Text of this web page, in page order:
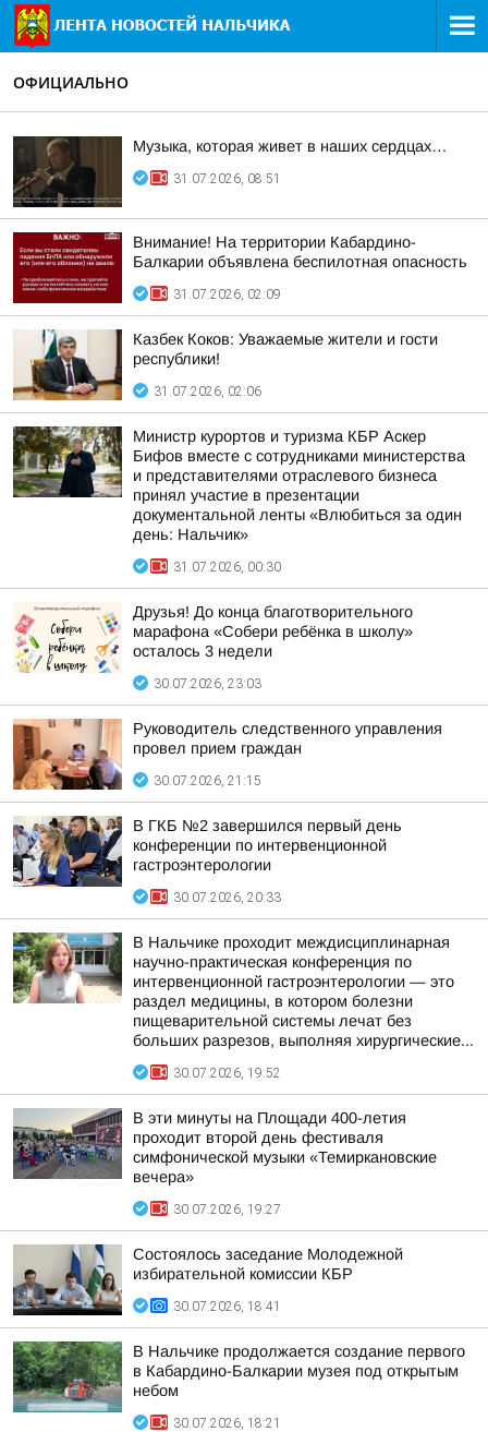
ОФИЦИАЛЬНО
Музыка, которая живет в наших сердцах…
31.07.2026, 08:51
Внимание! На территории Кабардино-
Балкарии объявлена беспилотная опасность
31.07.2026, 02:09
Казбек Коков: Уважаемые жители и гости
республики!
31.07.2026, 02:06
Министр курортов и туризма КБР Аскер
Бифов вместе с сотрудниками министерства
и представителями отраслевого бизнеса
принял участие в презентации
документальной ленты «Влюбиться за один
день: Нальчик»
31.07.2026, 00:30
Друзья! До конца благотворительного
марафона «Собери ребёнка в школу»
осталось 3 недели
30.07.2026, 23:03
Руководитель следственного управления
провел прием граждан
30.07.2026, 21:15
В ГКБ №2 завершился первый день
конференции по интервенционной
гастроэнтерологии
30.07.2026, 20:33
В Нальчике проходит междисциплинарная
научно-практическая конференция по
интервенционной гастроэнтерологии — это
раздел медицины, в котором болезни
пищеварительной системы лечат без
больших разрезов, выполняя хирургические...
30.07.2026, 19:52
В эти минуты на Площади 400-летия
проходит второй день фестиваля
симфонической музыки «Темиркановские
вечера»
30.07.2026, 19:27
Состоялось заседание Молодежной
избирательной комиссии КБР
30.07.2026, 18:41
В Нальчике продолжается создание первого
в Кабардино-Балкарии музея под открытым
небом
30.07.2026, 18:21